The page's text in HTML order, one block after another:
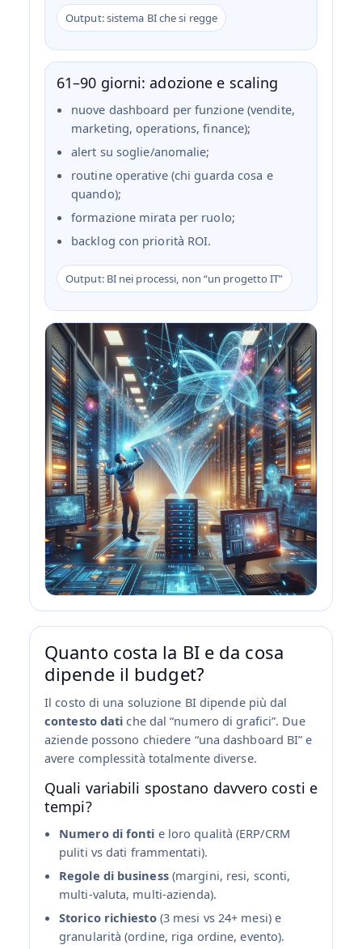
Output: sistema BI che si regge
61–90 giorni: adozione e scaling
nuove dashboard per funzione (vendite,
marketing, operations, finance);
alert su soglie/anomalie;
routine operative (chi guarda cosa e
quando);
formazione mirata per ruolo;
backlog con priorità ROI.
Output: BI nei processi, non “un progetto IT”
Quanto costa la BI e da cosa
dipende il budget?
Il costo di una soluzione BI dipende più dal
contesto dati che dal “numero di grafici”. Due
aziende possono chiedere “una dashboard BI” e
avere complessità totalmente diverse.
Quali variabili spostano davvero costi e
tempi?
Numero di fonti e loro qualità (ERP/CRM
puliti vs dati frammentati).
Regole di business(margini, resi, sconti,
multi‑valuta, multi‑azienda).
Storico richiesto(3 mesi vs 24+ mesi) e
granularità (ordine, riga ordine, evento).